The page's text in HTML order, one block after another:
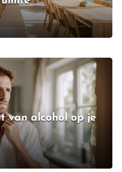
van alcohol op je